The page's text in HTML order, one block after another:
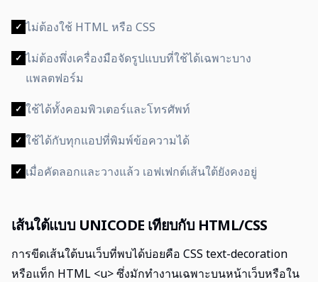
✓ ไม่ต้องใช้ HTML หรือ CSS
✓ ไม่ต้องพึ่งเครื่องมือจัดรูปแบบที่ใช้ได้เฉพาะบาง
แพลตฟอร์ม
✓ ใช้ได้ทั้งคอมพิวเตอร์และโทรศัพท์
✓ ใช้ได้กับทุกแอปที่พิมพ์ข้อความได้
✓ เมื่อคัดลอกและวางแล้ว เอฟเฟกต์เส้นใต้ยังคงอยู่
เส้นใต้แบบ UNICODE เทียบกับ HTML/CSS
การขีดเส้นใต้บนเว็บที่พบได้บ่อยคือ CSS text-decoration
หรือแท็ก HTML <u> ซึ่งมักทำงานเฉพาะบนหน้าเว็บหรือใน